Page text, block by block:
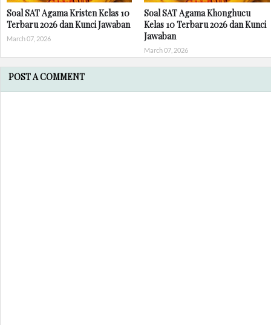
Soal SAT Agama Kristen Kelas 10
Terbaru 2026 dan Kunci Jawaban
March 07, 2026
Soal SAT Agama Khonghucu
Kelas 10 Terbaru 2026 dan Kunci
Jawaban
March 07, 2026
POST A COMMENT